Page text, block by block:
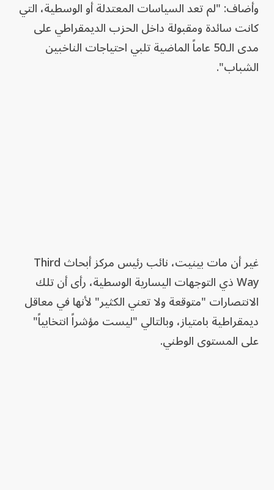
وأضاف: "لم تعد السياسات المعتدلة أو الوسطية، التي
كانت سائدة ومقبولة داخل الحزب الديمقراطي على
مدى الـ50 عاماً الماضية تلبي احتياجات الناخبين
الشباب".
غير أن مات بينيت، نائب رئيس مركز أبحاث Third
Way ذي التوجهات اليسارية الوسطية، رأى أن تلك
الانتصارات "متوقعة ولا تعني الكثير" لأنها في معاقل
ديمقراطية بامتياز، وبالتالي "ليست مؤشراً انتخابياً"
على المستوى الوطني.